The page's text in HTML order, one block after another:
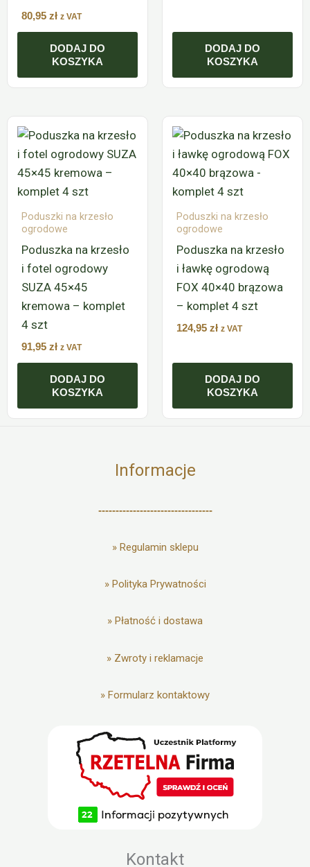
80,95 zł z VAT
DODAJ DO
KOSZYKA
DODAJ DO
KOSZYKA
Poduszki na krzesło
ogrodowe
Poduszka na krzesło
i fotel ogrodowy
SUZA 45×45
kremowa – komplet
4 szt
91,95 zł z VAT
DODAJ DO
KOSZYKA
Poduszki na krzesło
ogrodowe
Poduszka na krzesło
i ławkę ogrodową
FOX 40×40 brązowa
– komplet 4 szt
124,95 zł z VAT
DODAJ DO
KOSZYKA
Informacje
---------------------------------
» Regulamin sklepu
» Polityka Prywatności
» Płatność i dostawa
» Zwroty i reklamacje
» Formularz kontaktowy
Kontakt